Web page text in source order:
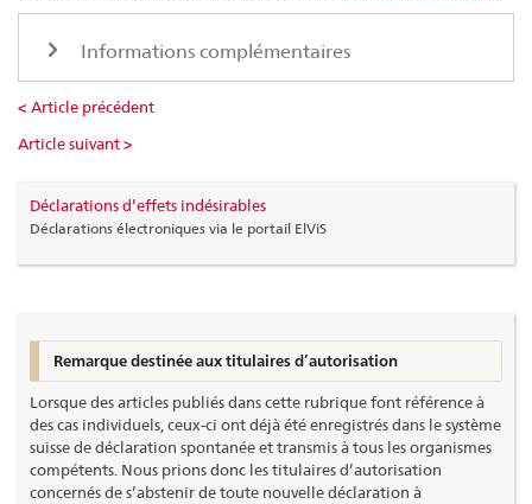
Informations complémentaires
< Article précédent
Article suivant >
Déclarations d’effets indésirables
Déclarations électroniques via le portail ElViS
Remarque destinée aux titulaires d’autorisation
Lorsque des articles publiés dans cette rubrique font référence à
des cas individuels, ceux-ci ont déjà été enregistrés dans le système
suisse de déclaration spontanée et transmis à tous les organismes
compétents. Nous prions donc les titulaires d’autorisation
concernés de s’abstenir de toute nouvelle déclaration à